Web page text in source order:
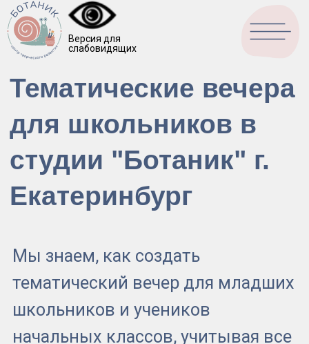
Версия для
слабовидящих
Тематические вечера
для школьников в
студии "Ботаник" г.
Екатеринбург
тематический вечер для младших
особенности возраста!